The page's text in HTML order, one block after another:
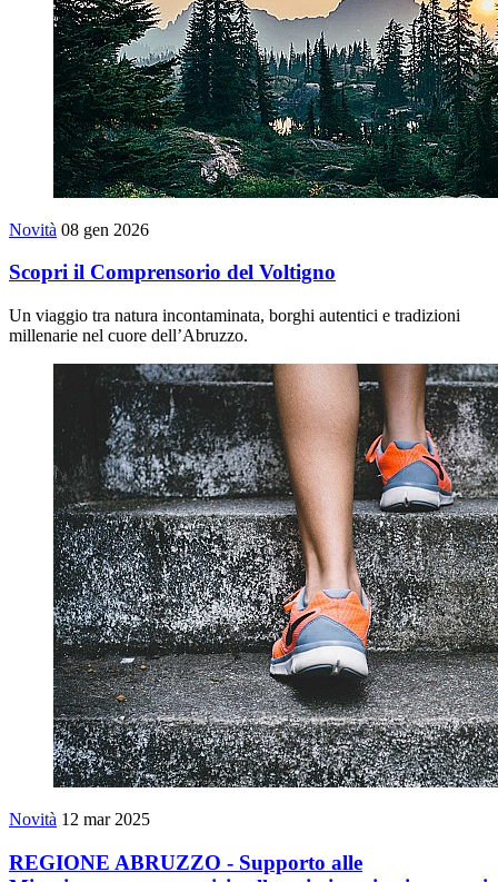
Novità 08 gen 2026
Scopri il Comprensorio del Voltigno
Un viaggio tra natura incontaminata, borghi autentici e tradizioni
millenarie nel cuore dell’Abruzzo.
Novità 12 mar 2025
REGIONE ABRUZZO - Supporto alle